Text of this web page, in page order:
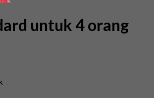
untuk 4 orang